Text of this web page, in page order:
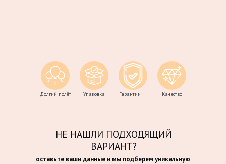
Долгий полёт Упаковка Гарантии Качество
оставьте ваши данные и мы подберем уникальную
НЕ НАШЛИ ПОДХОДЯЩИЙ
ВАРИАНТ?